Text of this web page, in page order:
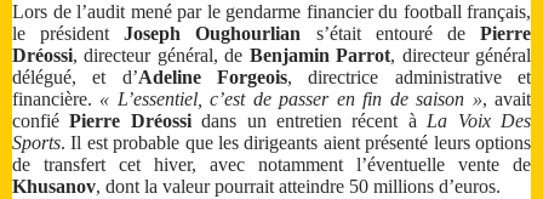
Lors de l’audit mené par le gendarme financier du football français,
le présidentJoseph Oughourlian s’était entouré dePierre
Dréossi, directeur général, de Benjamin Parrot, directeur général
délégué, et d’Adeline Forgeois, directrice administrative et
financière. « L’essentiel, c’est de passer en fin de saison », avait
confiéPierre Dréossidans un entretien récent à La Voix Des
Sports. Il est probable que les dirigeants aient présenté leurs options
de transfert cet hiver, avec notamment l’éventuelle vente de
Khusanov, dont la valeur pourrait atteindre 50 millions d’euros.